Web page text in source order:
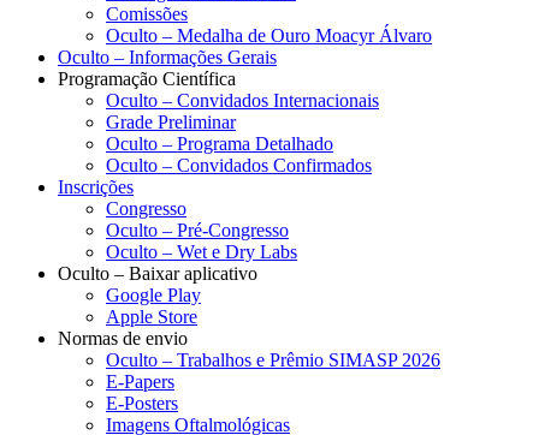
Comissões
Oculto – Medalha de Ouro Moacyr Álvaro
Oculto – Informações Gerais
Programação Científica
Oculto – Convidados Internacionais
Grade Preliminar
Oculto – Programa Detalhado
Oculto – Convidados Confirmados
Inscrições
Congresso
Oculto – Pré-Congresso
Oculto – Wet e Dry Labs
Oculto – Baixar aplicativo
Google Play
Apple Store
Normas de envio
Oculto – Trabalhos e Prêmio SIMASP 2026
E-Papers
E-Posters
Imagens Oftalmológicas